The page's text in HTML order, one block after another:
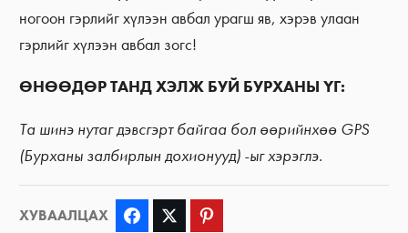
ногоон гэрлийг хүлээн авбал урагш яв, хэрэв улаан
гэрлийг хүлээн авбал зогс!
ӨНӨӨДӨР ТАНД ХЭЛЖ БУЙ БУРХАНЫ ҮГ:
Та шинэ нутаг дэвсгэрт байгаа бол өөрийнхөө GPS
(Бурханы залбирлын дохионууд) -ыг хэрэглэ.
ХУВААЛЦАХ Facebook Twitter